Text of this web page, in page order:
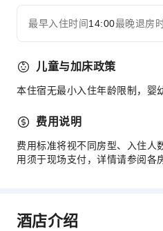
最早入住时间14:00最晚退房
儿童与加床政策
本住宿无最小入住年龄限制，婴
费用说明
费用标准将视不同房型、入住人
用须于现场支付，详情请参阅各
酒店介绍